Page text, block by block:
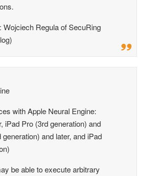
Wojciech Regula of SecuRing
with Apple Neural Engine:
iPad Pro (3rd generation) and
generation) and later, and iPad
be able to execute arbitrary